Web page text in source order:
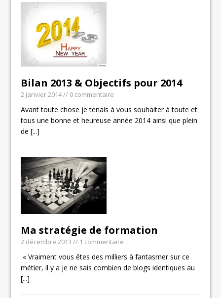
Bilan 2013 & Objectifs pour 2014
2 janvier 2014// 0 commentaire
Avant toute chose je tenais à vous souhaiter à toute et
tous une bonne et heureuse année 2014 ainsi que plein
de[...]
Ma stratégie de formation
2 décembre 2013 // 1 commentaire
« Vraiment vous êtes des milliers à fantasmer sur ce
métier, il y a je ne sais combien de blogs identiques au
[...]